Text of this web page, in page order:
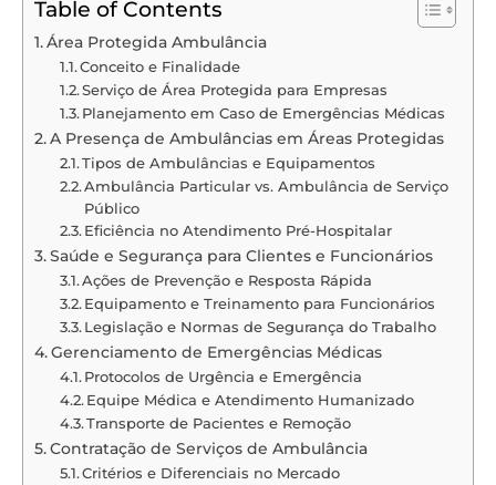
Table of Contents
Área Protegida Ambulância
Conceito e Finalidade
Serviço de Área Protegida para Empresas
Planejamento em Caso de Emergências Médicas
A Presença de Ambulâncias em Áreas Protegidas
Tipos de Ambulâncias e Equipamentos
Ambulância Particular vs. Ambulância de Serviço
Público
Eficiência no Atendimento Pré-Hospitalar
Saúde e Segurança para Clientes e Funcionários
Ações de Prevenção e Resposta Rápida
Equipamento e Treinamento para Funcionários
Legislação e Normas de Segurança do Trabalho
Gerenciamento de Emergências Médicas
Protocolos de Urgência e Emergência
Equipe Médica e Atendimento Humanizado
Transporte de Pacientes e Remoção
Contratação de Serviços de Ambulância
Critérios e Diferenciais no Mercado